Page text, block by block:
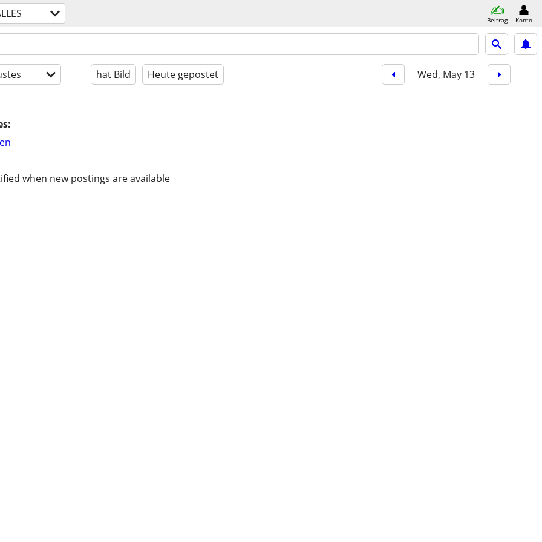
Beitrag Konto
hat Bild Heute gepostet Wed, May 13
when new postings are available